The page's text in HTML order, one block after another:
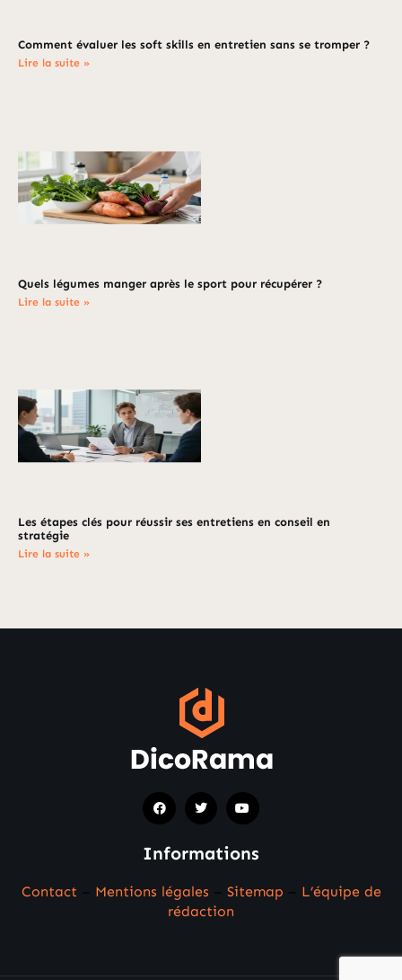
Comment évaluer les soft skills en entretien sans se tromper ?
Lire la suite »
Quels légumes manger après le sport pour récupérer ?
Lire la suite »
Les étapes clés pour réussir ses entretiens en conseil en
stratégie
Lire la suite »
Informations
Contact Mentions légales Sitemap
L’équipe de
rédaction